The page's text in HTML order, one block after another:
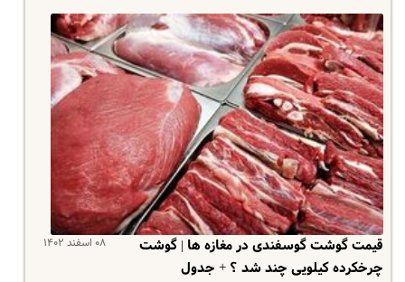
۰۸ اسفند ۱۴۰۲
قیمت گوشت گوسفندی در مغازه ها | گوشت
چرخکرده کیلویی چند شد ؟ + جدول